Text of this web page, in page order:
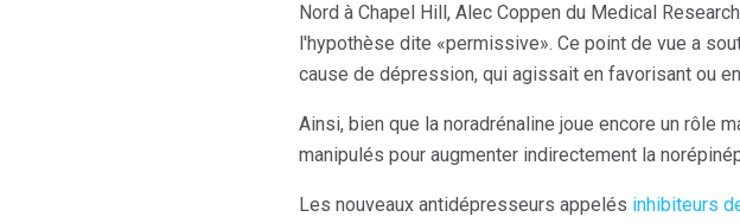
Nord à Chapel Hill, Alec Coppen du Medical
l'hypothèse dite «permissive». Ce point de vue a
cause de dépression, qui agissait en favorisant ou
Ainsi, bien que la noradrénaline joue encore un rôle
manipulés pour augmenter indirectement la
Les nouveaux antidépresseurs appelés inhibiteurs